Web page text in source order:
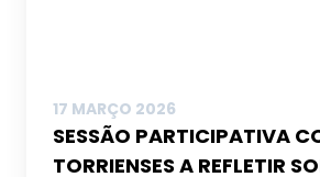
17 MARÇO 2026
SESSÃO PARTICIPATIVA
TORRIENSES A REFLETIR